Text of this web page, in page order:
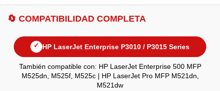
🔄 COMPATIBILIDAD COMPLETA
✓ HP LaserJet Enterprise P3010 / P3015 Series
También compatible con: HP LaserJet Enterprise 500 MFP
M525dn, M525f, M525c | HP LaserJet Pro MFP M521dn,
M521dw